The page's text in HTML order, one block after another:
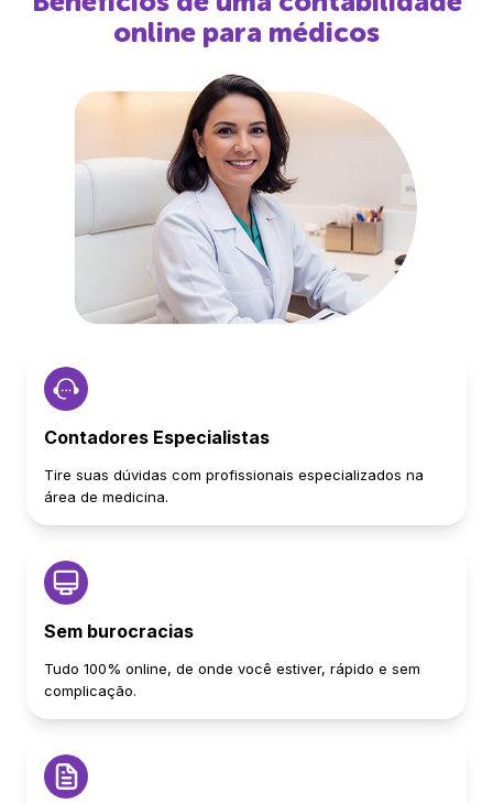
online para médicos
Contadores Especialistas
Tire suas dúvidas com profissionais especializados na
área de medicina.
Sem burocracias
Tudo 100% online, de onde você estiver, rápido e sem
complicação.